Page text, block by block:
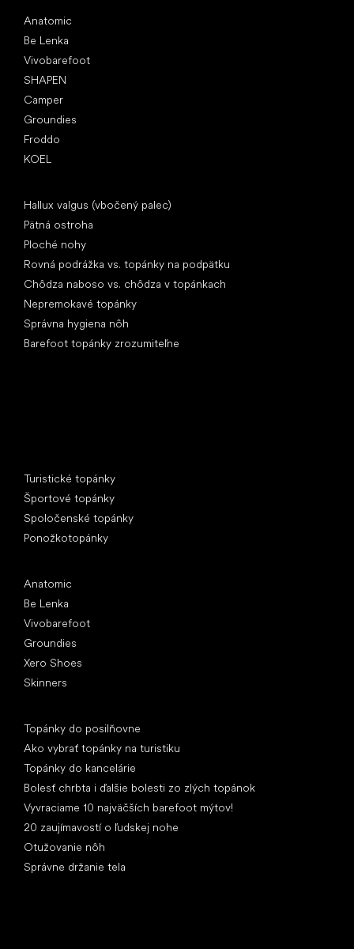
Anatomic
Be Lenka
Vivobarefoot
SHAPEN
Camper
Groundies
Froddo
KOEL
Hallux valgus (vbočený palec)
Pätná ostroha
Ploché nohy
Rovná podrážka vs. topánky na podpätku
Chôdza naboso vs. chôdza v topánkach
Nepremokavé topánky
Správna hygiena nôh
Barefoot topánky zrozumiteľne
Turistické topánky
Športové topánky
Spoločenské topánky
Ponožkotopánky
Anatomic
Be Lenka
Vivobarefoot
Groundies
Xero Shoes
Skinners
Topánky do posilňovne
Ako vybrať topánky na turistiku
Topánky do kancelárie
Bolesť chrbta i ďalšie bolesti zo zlých topánok
Vyvraciame 10 najväčších barefoot mýtov!
20 zaujímavostí o ľudskej nohe
Otužovanie nôh
Správne držanie tela